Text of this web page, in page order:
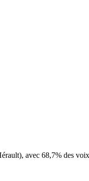
avec 68,7% des